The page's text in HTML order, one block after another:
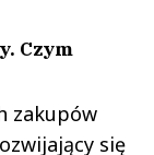
Czym
zakupów
się